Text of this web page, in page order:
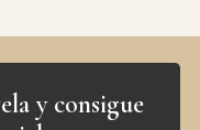
y consigue